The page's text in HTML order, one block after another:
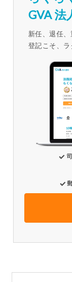
GVA 法
新任、退任
登記こそ、ラ